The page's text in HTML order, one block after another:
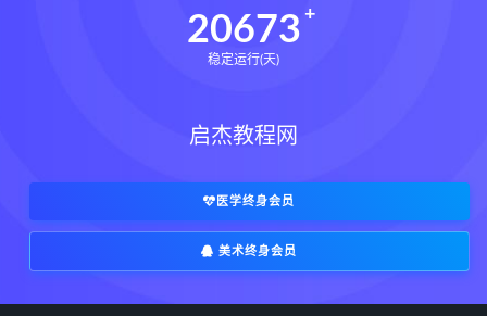
20673
稳定运行(天)
启杰教程网
医学终身会员
美术终身会员